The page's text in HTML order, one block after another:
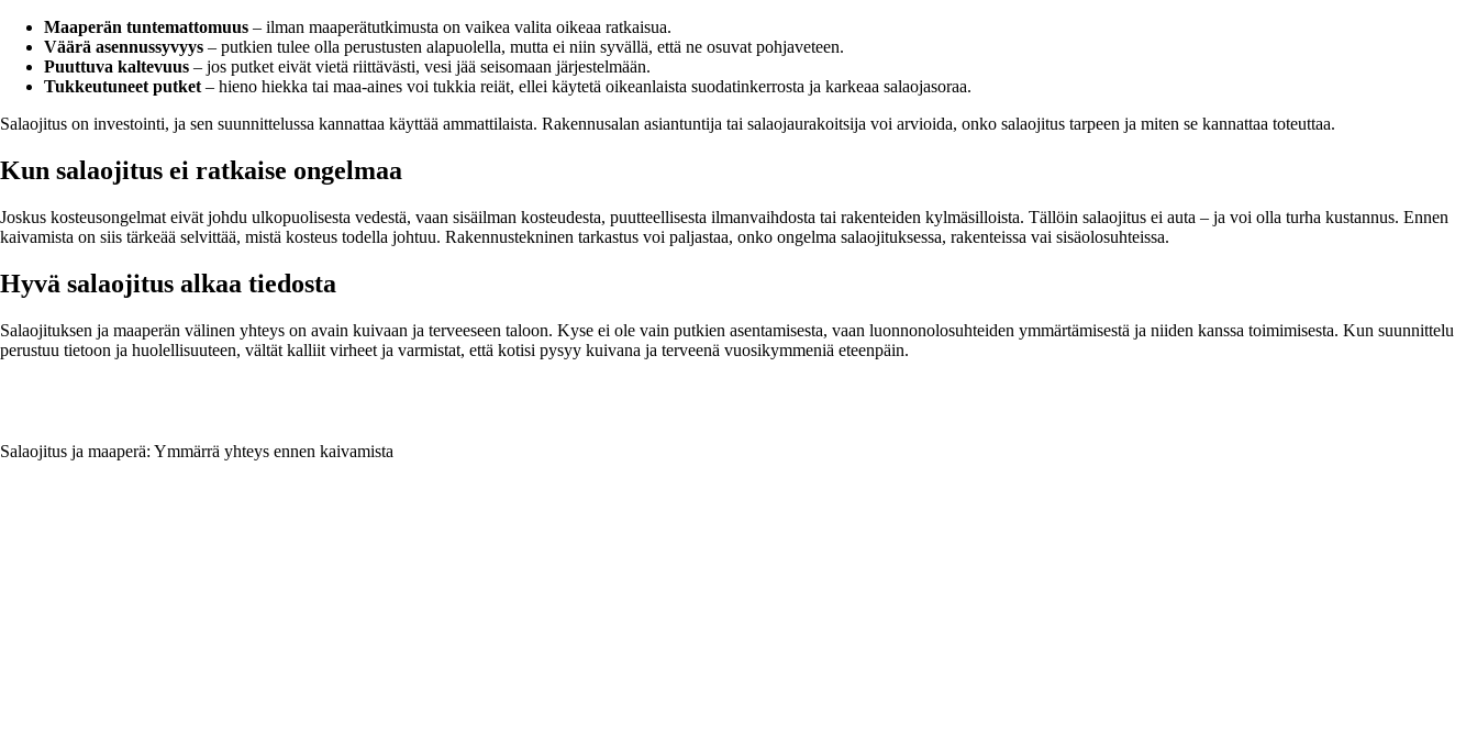
Maaperän tuntemattomuus – ilman maaperätutkimusta on vaikea valita oikeaa ratkaisua.
Väärä asennussyvyys – putkien tulee olla perustusten alapuolella, mutta ei niin syvällä, että ne osuvat pohjaveteen.
Puuttuva kaltevuus – jos putket eivät vietä riittävästi, vesi jää seisomaan järjestelmään.
Tukkeutuneet putket – hieno hiekka tai maa-aines voi tukkia reiät, ellei käytetä oikeanlaista suodatinkerrosta ja karkeaa salaojasoraa.
Salaojitus on investointi, ja sen suunnittelussa kannattaa käyttää ammattilaista. Rakennusalan asiantuntija tai salaojaurakoitsija voi arvioida, onko salaojitus tarpeen ja miten se kannattaa toteuttaa.
Kun salaojitus ei ratkaise ongelmaa
Joskus kosteusongelmat eivät johdu ulkopuolisesta vedestä, vaan sisäilman kosteudesta, puutteellisesta ilmanvaihdosta tai rakenteiden kylmäsilloista. Tällöin salaojitus ei auta – ja voi olla turha kustannus. Ennen
kaivamista on siis tärkeää selvittää, mistä kosteus todella johtuu. Rakennustekninen tarkastus voi paljastaa, onko ongelma salaojituksessa, rakenteissa vai sisäolosuhteissa.
Hyvä salaojitus alkaa tiedosta
Salaojituksen ja maaperän välinen yhteys on avain kuivaan ja terveeseen taloon. Kyse ei ole vain putkien asentamisesta, vaan luonnonolosuhteiden ymmärtämisestä ja niiden kanssa toimimisesta. Kun suunnittelu
perustuu tietoon ja huolellisuuteen, vältät kalliit virheet ja varmistat, että kotisi pysyy kuivana ja terveenä vuosikymmeniä eteenpäin.
Salaojitus ja maaperä: Ymmärrä yhteys ennen kaivamista